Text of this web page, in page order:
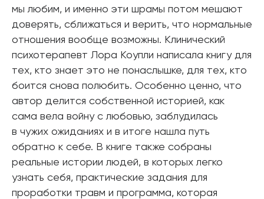
мы любим, и именно эти шрамы потом мешают
доверять, сближаться и верить, что нормальные
отношения вообще возможны. Клинический
психотерапевт Лора Коупли написала книгу для
тех, кто знает это не понаслышке, для тех, кто
боится снова полюбить. Особенно ценно, что
автор делится собственной историей, как
сама вела войну с любовью, заблудилась
в чужих ожиданиях и в итоге нашла путь
обратно к себе. В книге также собраны
реальные истории людей, в которых легко
узнать себя, практические задания для
проработки травм и программа, которая